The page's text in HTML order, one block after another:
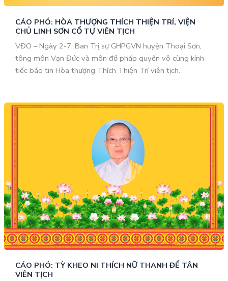
CÁO PHÓ: HÒA THƯỢNG THÍCH THIỆN TRÍ, VIỆN
CHỦ LINH SƠN CỔ TỰ VIÊN TỊCH
VĐO – Ngày 2-7, Ban Trị sự GHPGVN huyện Thoại Sơn,
tông môn Vạn Đức và môn đồ pháp quyến vô cùng kính
tiếc báo tin Hòa thượng Thích Thiện Trí viên tịch.
CÁO PHÓ: TỲ KHEO NI THÍCH NỮ THANH ĐỂ TÂN
VIÊN TỊCH